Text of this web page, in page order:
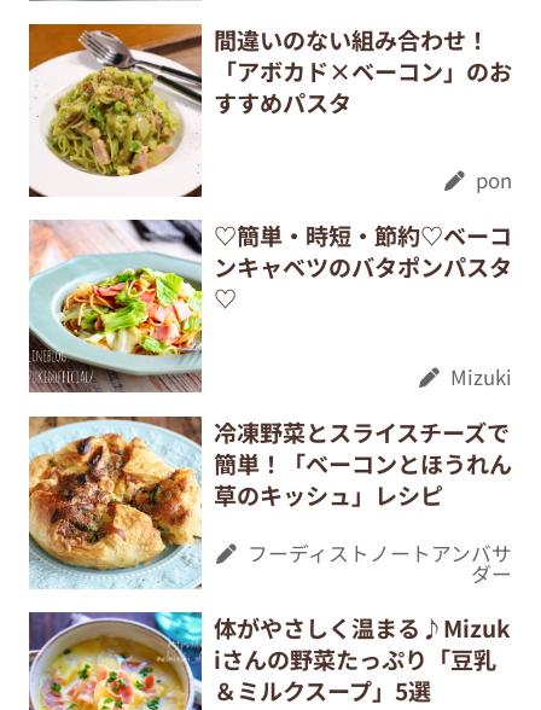
間違いのない組み合わせ！
「アボカド×ベーコン」のお
すすめパスタ
pon
♡簡単・時短・節約♡ベーコ
ンキャベツのバタポンパスタ
♡
Mizuki
冷凍野菜とスライスチーズで
簡単！「ベーコンとほうれん
草のキッシュ」レシピ
フーディストノートアンバサ
ダー
体がやさしく温まる♪Mizuk
iさんの野菜たっぷり「豆乳
＆ミルクスープ」5選